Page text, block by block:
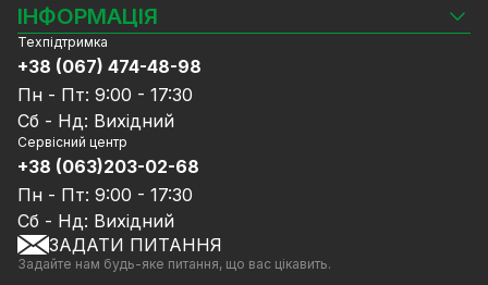
Камери відеоспостереження
Відеореєстратори
Комплекти відеоспостереження
СКУД
Джерела живлення
Мережеве обладнання
Ноутбуки та комп'ютери
Аксесуари
Акції
Знижені в ціні товари
GreenVision знижки
ІНФОРМАЦІЯ
Блог
Доставка та оплата
Гарантія та Сервісне обслуговування
Політика конфіденційності
Договір публічної оферти
Співпраця
Послуги
Калькулятор розрахунку обсягу HDD
Техпідтримка
+38 (067) 474-48-98
Пн - Пт: 9:00 - 17:30
Сб - Нд: Вихідний
Сервісний центр
+38 (063)203-02-68
Пн - Пт: 9:00 - 17:30
Сб - Нд: Вихідний
ЗАДАТИ ПИТАННЯ
Задайте нам будь-яке питання, що вас цікавить.